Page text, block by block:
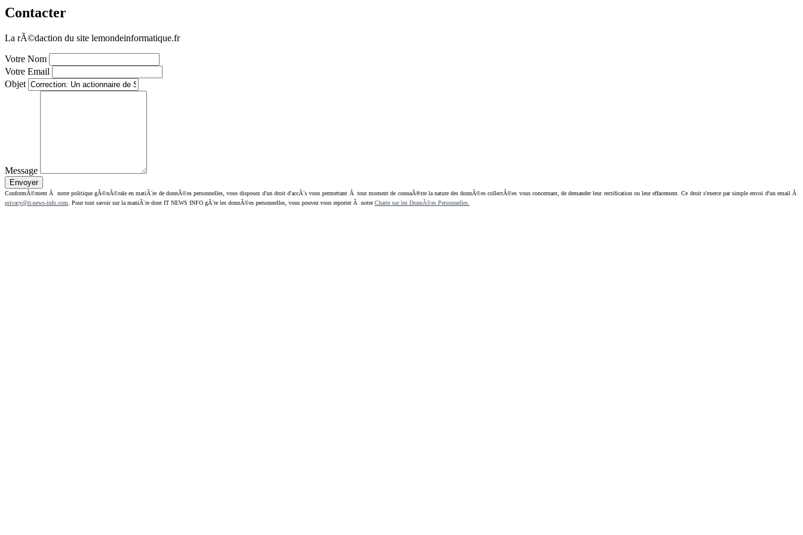
Contacter
La rÃ©daction du site lemondeinformatique.fr
Votre Nom
Votre Email
Objet
Message
ConformÃ©ment Ã notre politique gÃ©nÃ©rale en matiÃ¨re de donnÃ©es personnelles, vous disposez d'un droit d'accÃ¨s vous permettant Ã tout moment de connaÃ®tre la nature des donnÃ©es collectÃ©es vous concernant, de demander leur rectification ou leur effacement. Ce droit s'exerce par simple envoi d'un email Ã
privacy@it-news-info.com . Pour tout savoir sur la maniÃ¨re dont IT NEWS INFO gÃ¨re les donnÃ©es personnelles, vous pouvez vous reporter Ã notre Charte sur les DonnÃ©es Personnelles.